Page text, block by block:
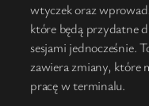
wtyczek oraz
które będą przydatne
sesjami jednocześnie.
zawiera zmiany, które
pracę w terminalu.